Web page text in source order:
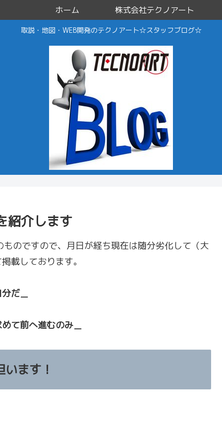
取説・地図・WEB開発のテクノアート☆スタッフブログ☆
ホーム 株式会社テクノアート
紹介します
のですので、月日が経ち現在は随分劣化して（大
載しております。
だ＿
て前へ進むのみ＿
ます！